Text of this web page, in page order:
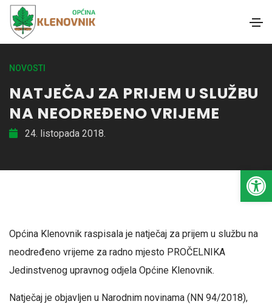
Open toolbar
NOVOSTI
NATJEČAJ ZA PRIJEM U SLUŽBU
NA NEODREĐENO VRIJEME
24. listopada 2018.
Općina Klenovnik raspisala je natječaj za prijem u službu na
neodređeno vrijeme za radno mjesto PROČELNIKA
Jedinstvenog upravnog odjela Općine Klenovnik.
Natječaj je objavljen u Narodnim novinama (NN 94/2018),